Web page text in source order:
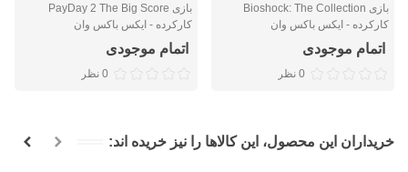
بازی Bioshock: The Collection
کارکرده - ایکس باکس وان
اتمام موجودی
0 نظر
بازی PayDay 2 The Big Score
کارکرده - ایکس باکس وان
اتمام موجودی
0 نظر
خریداران این محصول، این کالاها را نیز خریده اند: